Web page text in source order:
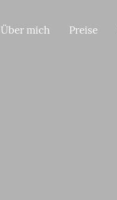
Preise
Über mich